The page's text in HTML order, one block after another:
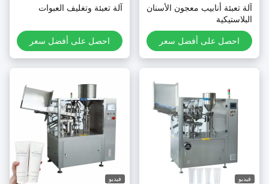
تعبئة أنابيب معجون الأسنان
احصل على أفضل سعر
آلة تعبئة وتغليف العبوات
احصل على أفضل سعر